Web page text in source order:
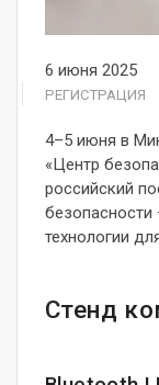
6 июня 2025
РЕГИСТРАЦИЯ
4–5 июня в
«Центр
российский
технологии
Стенд